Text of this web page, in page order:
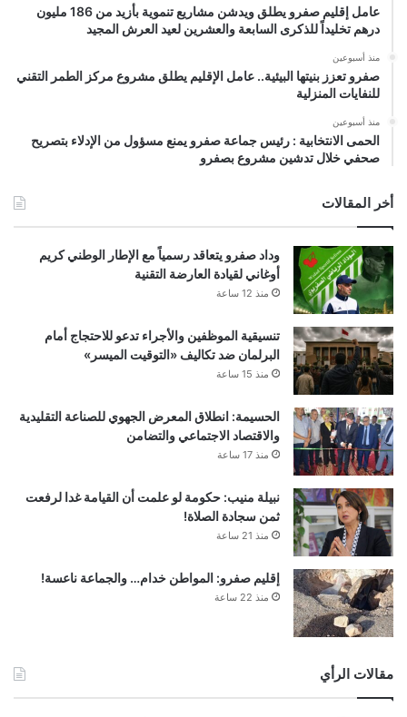
عامل إقليم صفرو يطلق ويدشن مشاريع تنموية بأزيد من 186 مليون
درهم تخليداً للذكرى السابعة والعشرين لعيد العرش المجيد
منذ أسبوعين
صفرو تعزز بنيتها البيئية.. عامل الإقليم يطلق مشروع مركز الطمر التقني
للنفايات المنزلية
منذ أسبوعين
الحمى الانتخابية : رئيس جماعة صفرو يمنع مسؤول من الإدلاء بتصريح
صحفي خلال تدشين مشروع بصفرو
أخر المقالات
وداد صفرو يتعاقد رسمياً مع الإطار الوطني كريم
أوغاني لقيادة العارضة التقنية
منذ 12 ساعة
تنسيقية الموظفين والأجراء تدعو للاحتجاج أمام
البرلمان ضد تكاليف «التوقيت الميسر»
منذ 15 ساعة
الحسيمة: انطلاق المعرض الجهوي للصناعة التقليدية
والاقتصاد الاجتماعي والتضامن
منذ 17 ساعة
نبيلة منيب: حكومة لو علمت أن القيامة غدا لرفعت
ثمن سجادة الصلاة!
منذ 21 ساعة
إقليم صفرو: المواطن خدام… والجماعة ناعسة!
منذ 22 ساعة
مقالات الرأي